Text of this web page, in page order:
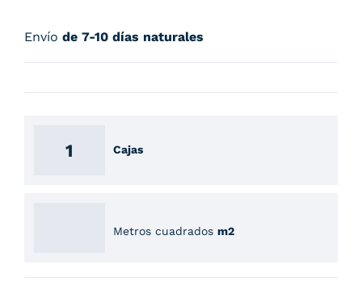
Envío de 7-10 días naturales
Cajas
Metros cuadrados m2